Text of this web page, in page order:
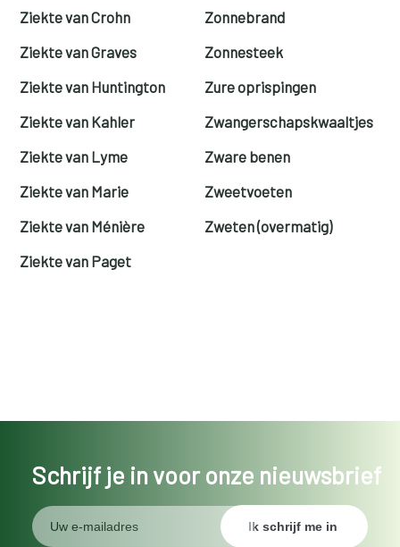
Ziekte van Crohn
Ziekte van Graves
Ziekte van Huntington
Ziekte van Kahler
Ziekte van Lyme
Ziekte van Marie
Ziekte van Ménière
Ziekte van Paget
Zonnebrand
Zonnesteek
Zure oprispingen
Zwangerschapskwaaltjes
Zware benen
Zweetvoeten
Zweten (overmatig)
Schrijf je in voor onze nieuwsbrief